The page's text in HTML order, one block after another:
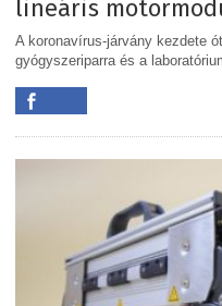
lineáris
A koronavírus-járvány kezdete
gyógyszeriparra és a